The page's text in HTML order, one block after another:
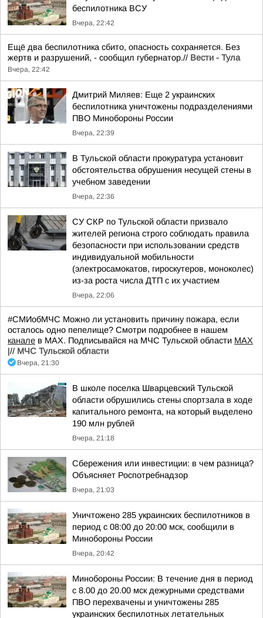
беспилотника ВСУ
Вчера, 22:42
Ещё два беспилотника сбито, опасность сохраняется. Без
жертв и разрушений, - сообщил губернатор.// Вести - Тула
Вчера, 22:42
Дмитрий Миляев: Еще 2 украинских
беспилотника уничтожены подразделениями
ПВО Минобороны России
Вчера, 22:39
В Тульской области прокуратура установит
обстоятельства обрушения несущей стены в
учебном заведении
Вчера, 22:36
СУ СКР по Тульской области призвало
жителей региона строго соблюдать правила
безопасности при использовании средств
индивидуальной мобильности
(электросамокатов, гироскутеров, моноколес)
из-за роста числа ДТП с их участием
Вчера, 22:06
#СМИобМЧС Можно ли установить причину пожара, если
осталось одно пепелище? Смотри подробнее в нашем
канале в МАХ. Подписывайся на МЧС Тульской области MAX
|// МЧС Тульской области
Вчера, 21:30
В школе поселка Шварцевский Тульской
области обрушились стены спортзала в ходе
капитального ремонта, на который выделено
190 млн рублей
Вчера, 21:18
Сбережения или инвестиции: в чем разница?
Объясняет Роспотребнадзор
Вчера, 21:03
Уничтожено 285 украинских беспилотников в
период с 08:00 до 20:00 мск, сообщили в
Минобороны России
Вчера, 20:42
Минобороны России: В течение дня в период
с 8.00 до 20.00 мск дежурными средствами
ПВО перехвачены и уничтожены 285
украинских беспилотных летательных